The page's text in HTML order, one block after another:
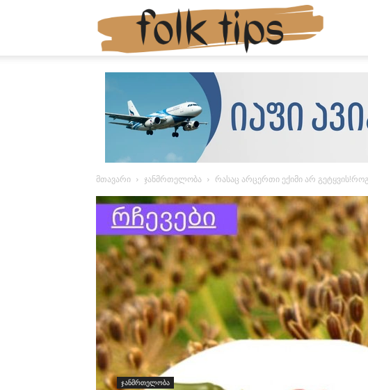
მთავარი ჯანმრთელობა რასაც არცერთი ექიმი არ
ჯანმრთელობა